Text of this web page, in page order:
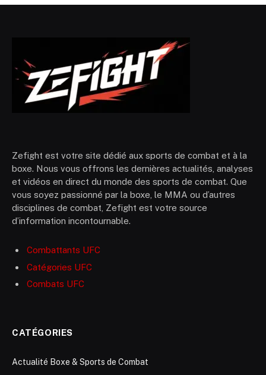
Zefight est votre site dédié aux sports de combat et à la
boxe. Nous vous offrons les dernières actualités, analyses
et vidéos en direct du monde des sports de combat. Que
vous soyez passionné par la boxe, le MMA ou d’autres
disciplines de combat, Zefight est votre source
d’information incontournable.
Combattants UFC
Catégories UFC
Combats UFC
CATÉGORIES
Actualité Boxe & Sports de Combat